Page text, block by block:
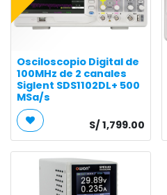
Osciloscopio Digital de
100MHz de 2 canales
Siglent SDS1102DL+ 500
MSa/s
S/1,799.00